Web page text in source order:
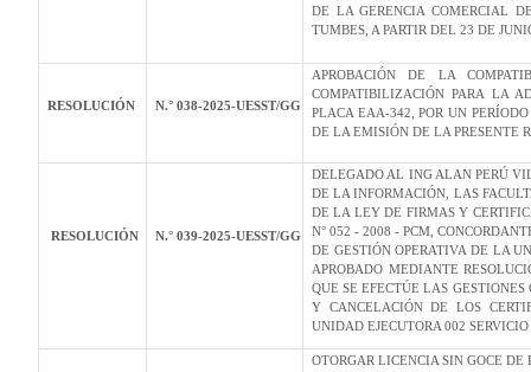
DE LA GERENCIA COMERCIAL
TUMBES, A PARTIR DEL 23 DE
RESOLUCIÓN N.° 038-2025-UESST/GG
APROBACIÓN DE LA
COMPATIBILIZACIÓN PARA LA
PLACA EAA-342, POR UN
DE LA EMISIÓN DE LA PRESENTE
RESOLUCIÓN N.° 039-2025-UESST/GG
DELEGADO AL ING ALAN PERÚ
DE LA INFORMACIÓN, LAS
DE LA LEY DE FIRMAS Y
N° 052 - 2008 - PCM,
DE GESTIÓN OPERATIVA DE LA
APROBADO MEDIANTE
QUE SE EFECTÚE LAS
Y CANCELACIÓN DE LOS
UNIDAD EJECUTORA 002
OTORGAR LICENCIA SIN GOCE DE